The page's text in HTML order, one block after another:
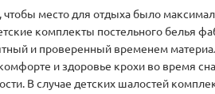
место для отдыха было
комплекты постельного белья
и проверенный временем
и здоровье крохи во время
В случае детских шалостей